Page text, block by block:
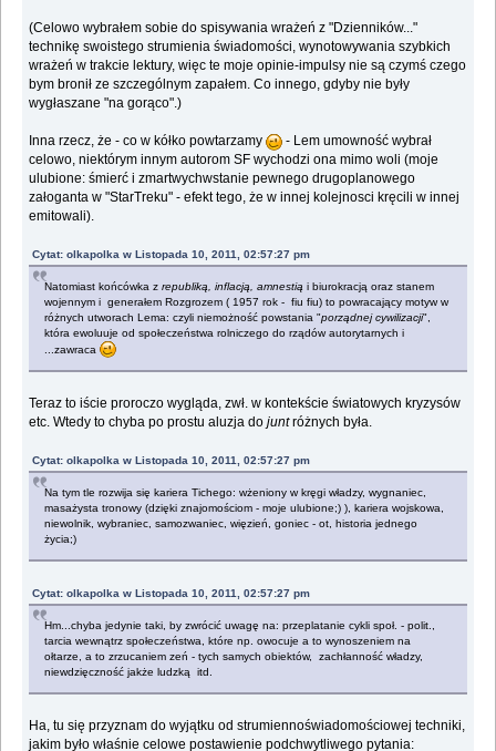
(Celowo wybrałem sobie do spisywania wrażeń z "Dzienników..."
technikę swoistego strumienia świadomości, wynotowywania szybkich
wrażeń w trakcie lektury, więc te moje opinie-impulsy nie są czymś czego
bym bronił ze szczególnym zapałem. Co innego, gdyby nie były
wygłaszane "na gorąco".)
Inna rzecz, że - co w kółko powtarzamy
- Lem umowność wybrał
celowo, niektórym innym autorom SF wychodzi ona mimo woli (moje
ulubione: śmierć i zmartwychwstanie pewnego drugoplanowego
załoganta w "StarTreku" - efekt tego, że w innej kolejnosci kręcili w innej
emitowali).
Cytat: olkapolka w Listopada 10, 2011, 02:57:27 pm
Natomiast końcówka zrepubliką, inflacją, amnestią i biurokracją oraz stanem
wojennym i generałem Rozgrozem ( 1957 rok - fiu fiu) to powracający motyw w
różnych utworach Lema: czyli niemożność powstania "porządnej cywilizacji",
która ewoluuje od społeczeństwa rolniczego do rządów autorytarnych i
...zawraca
Teraz to iście proroczo wygląda, zwł. w kontekście światowych kryzysów
etc. Wtedy to chyba po prostu aluzja dojuntróżnych była.
Cytat: olkapolka w Listopada 10, 2011, 02:57:27 pm
Na tym tle rozwija się kariera Tichego: wżeniony w kręgi władzy, wygnaniec,
masażysta tronowy (dzięki znajomościom - moje ulubione;) ), kariera wojskowa,
niewolnik, wybraniec, samozwaniec, więzień, goniec - ot, historia jednego
życia;)
Cytat: olkapolka w Listopada 10, 2011, 02:57:27 pm
Hm...chyba jedynie taki, by zwrócić uwagę na: przeplatanie cykli społ. - polit.,
tarcia wewnątrz społeczeństwa, które np. owocuje a to wynoszeniem na
ołtarze, a to zrzucaniem zeń - tych samych obiektów, zachłanność władzy,
niewdzięczność jakże ludzką itd.
Ha, tu się przyznam do wyjątku od strumiennoświadomościowej techniki,
jakim było właśnie celowe postawienie podchwytliwego pytania: